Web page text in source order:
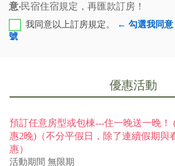
意‧民宿住宿規定，再匯款訂房！
我同意以上訂房規定。
← 勾選我同意
號
[彰銀ATM]、 [一銀ATM]
(以上三個銀行網路ATM只是方便網
表民宿有提供該銀行匯款帳號喔。) 匯
得與業者連絡喔！
優惠活動
預訂任意房型或包棟---住一晚送一晚！
惠2晚)（不分平假日，除了連續假期與
惠）
活動期間 無限期